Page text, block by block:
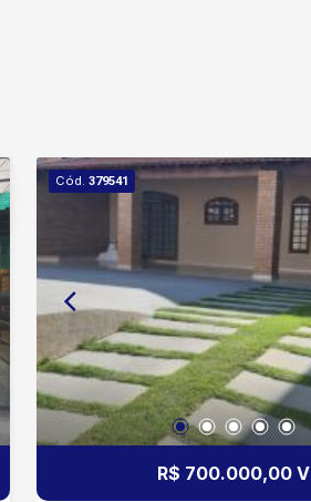
Cód. 379541
R$ 700.000,00 V